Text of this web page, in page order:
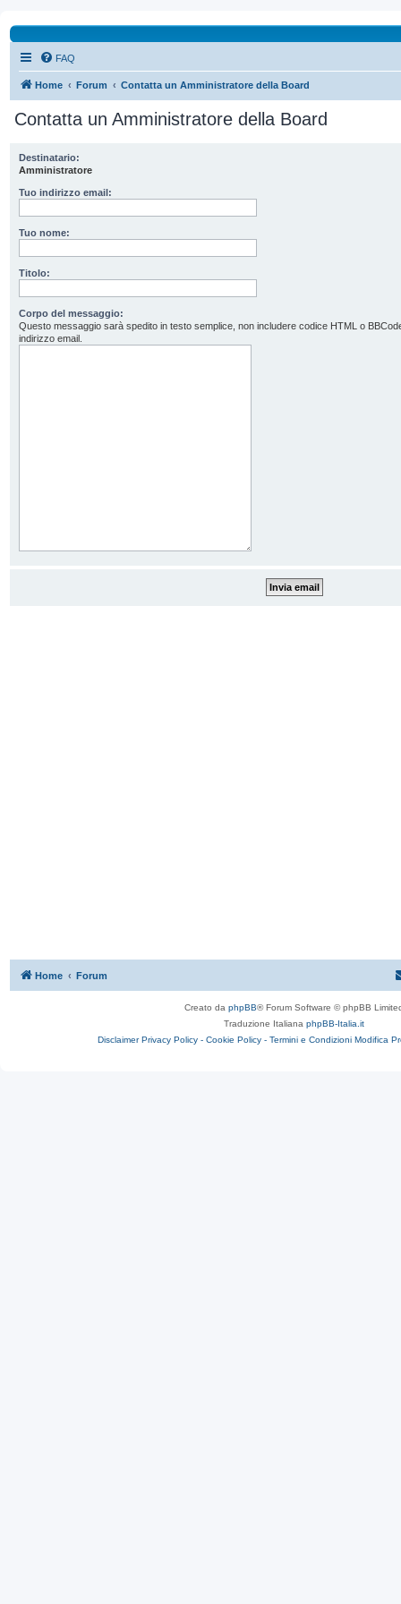
FAQ
Home Forum Contatta un Amministratore della Board
Contatta un Amministratore della Board
Destinatario:
Amministratore
Tuo indirizzo email:
Tuo nome:
Titolo:
Corpo del messaggio:
Questo messaggio sarà spedito in testo semplice, non includere codice HTML o
indirizzo email.
Home Forum
Creato da phpBB® Forum Software © phpBB
Traduzione Italiana phpBB-Italia.it
Disclaimer Privacy Policy - Cookie Policy - Termini e Condizioni Modifica